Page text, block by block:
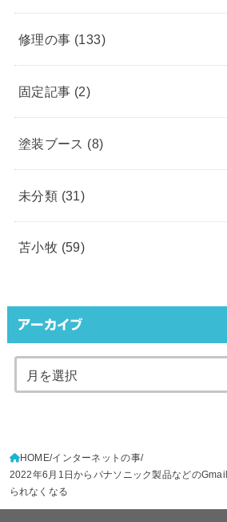
修理の事 (133)
固定記事 (2)
塗装ブース (8)
未分類 (31)
苫小牧 (59)
アーカイブ
HOME インターネットの事
2022年6月1日からパナソニック製品などの
られなくなる